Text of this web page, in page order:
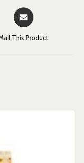
This Product